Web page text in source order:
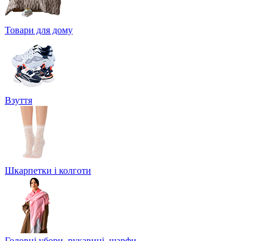
Товари для дому
Взуття
Шкарпетки і колготи